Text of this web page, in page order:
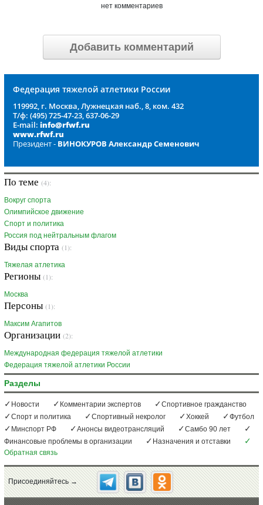
нет комментариев
Добавить комментарий
Федерация тяжелой атлетики России
119992, г. Москва, Лужнецкая наб., 8, ком. 432
Т/ф: (495) 725-47-23, 637-06-29
E-mail: info@rfwf.ru
www.rfwf.ru
Президент - ВИНОКУРОВ Александр Семенович
По теме (4):
Вокруг спорта
Олимпийское движение
Спорт и политика
Россия под нейтральным флагом
Виды спорта (1):
Тяжелая атлетика
Регионы (1):
Москва
Персоны (1):
Максим Агапитов
Организации (2):
Международная федерация тяжелой атлетики
Федерация тяжелой атлетики России
Разделы
Новости Комментарии экспертов
Спортивное гражданство
Спорт и политика
Спортивный некролог Хоккей
Футбол
Минспорт РФ
Анонсы видеотрансляций
Самбо 90 лет
Финансовые проблемы в организации
Назначения и отставки
Обратная связь
Присоединяйтесь →